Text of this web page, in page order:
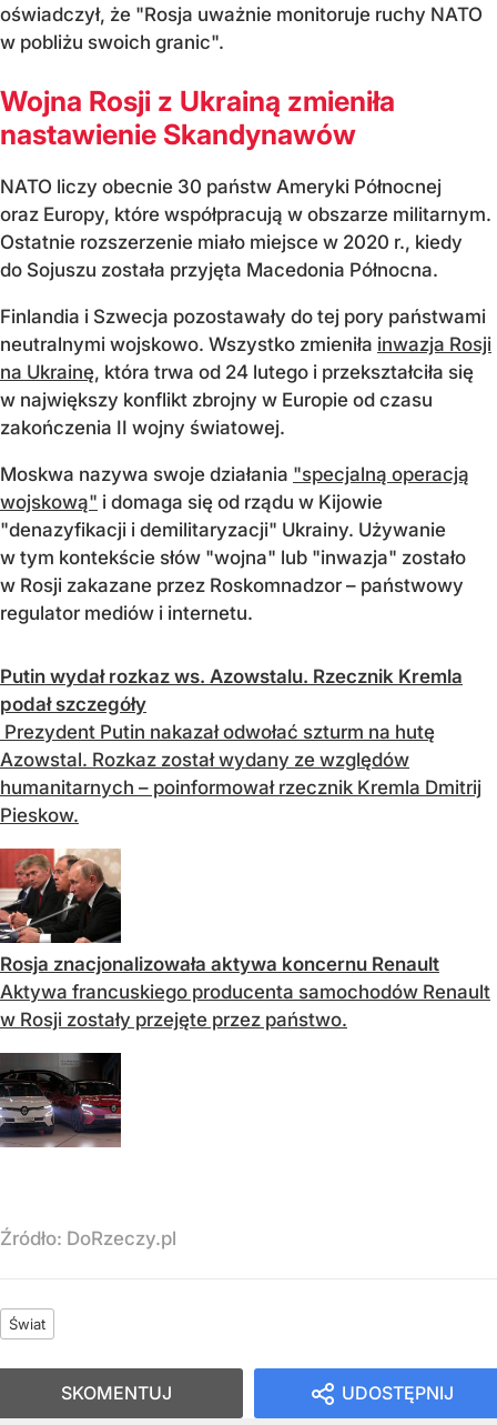
oświadczył, że "Rosja uważnie monitoruje ruchy NATO
w pobliżu swoich granic".
Wojna Rosji z Ukrainą zmieniła
nastawienie Skandynawów
NATO liczy obecnie 30 państw Ameryki Północnej
oraz Europy, które współpracują w obszarze militarnym.
Ostatnie rozszerzenie miało miejsce w 2020 r., kiedy
do Sojuszu została przyjęta Macedonia Północna.
Finlandia i Szwecja pozostawały do tej pory państwami
neutralnymi wojskowo. Wszystko zmieniła inwazja Rosji
na Ukrainę, która trwa od 24 lutego i przekształciła się
w największy konflikt zbrojny w Europie od czasu
zakończenia II wojny światowej.
Moskwa nazywa swoje działania "specjalną operacją
wojskową" i domaga się od rządu w Kijowie
"denazyfikacji i demilitaryzacji" Ukrainy. Używanie
w tym kontekście słów "wojna" lub "inwazja" zostało
w Rosji zakazane przez Roskomnadzor – państwowy
regulator mediów i internetu.
Putin wydał rozkaz ws. Azowstalu. Rzecznik Kremla
podał szczegóły
Prezydent Putin nakazał odwołać szturm na hutę
Azowstal. Rozkaz został wydany ze względów
humanitarnych – poinformował rzecznik Kremla Dmitrij
Pieskow.
Rosja znacjonalizowała aktywa koncernu Renault
Aktywa francuskiego producenta samochodów Renault
w Rosji zostały przejęte przez państwo.
Źródło: DoRzeczy.pl
Świat
UDOSTĘPNIJ
SKOMENTUJ